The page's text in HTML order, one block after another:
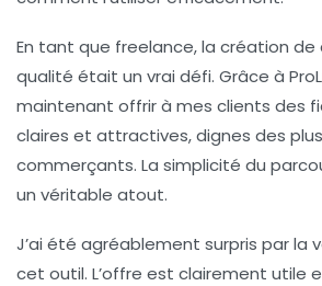
En tant que freelance, la création de
qualité était un vrai défi. Grâce à
maintenant offrir à mes clients des
claires et attractives, dignes des
commerçants. La simplicité du
un véritable atout.
J’ai été agréablement surpris par la
cet outil. L’offre est clairement utile